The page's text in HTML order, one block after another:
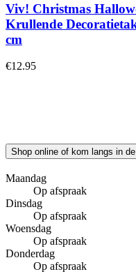
Viv! Christmas
Krullende
cm
€12.95
Shop online of kom langs in
Maandag
Op afspraak
Dinsdag
Op afspraak
Woensdag
Op afspraak
Donderdag
Op afspraak